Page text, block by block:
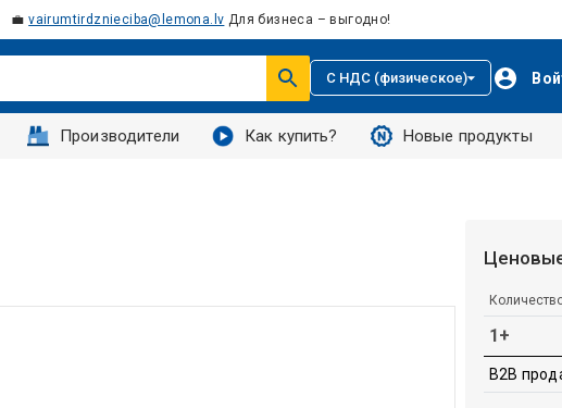
💼vairumtirdznieciba@lemona.lv Для бизнеса – выгодно!
С НДС (физическое)
Производители Как купить? Новые продукты
1+
B2B